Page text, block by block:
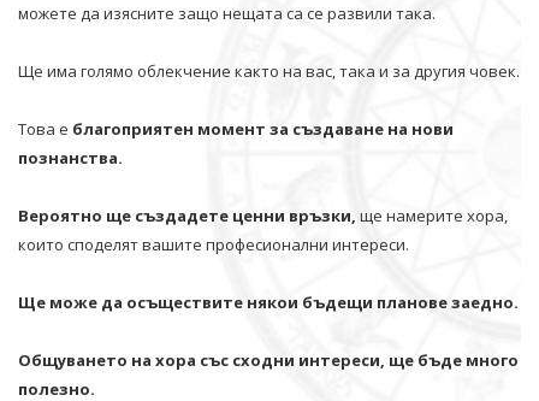
можете да изясните защо нещата са се развили така.
Ще има голямо облекчение както на вас, така и за другия човек.
Това е благоприятен момент за създаване на нови
познанства.
Вероятно ще създадете ценни връзки, ще намерите хора,
които споделят вашите професионални интереси.
Ще може да осъществите някои бъдещи планове заедно.
Общуването на хора със сходни интереси, ще бъде много
полезно.